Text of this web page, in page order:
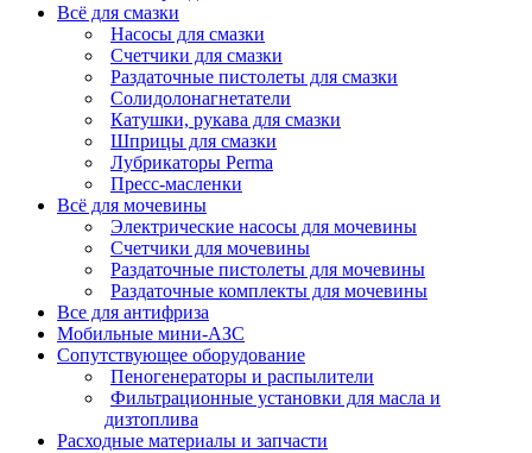
Всё для смазки
Насосы для смазки
Счетчики для смазки
Раздаточные пистолеты для смазки
Солидолонагнетатели
Катушки, рукава для смазки
Шприцы для смазки
Лубрикаторы Perma
Пресс-масленки
Всё для мочевины
Электрические насосы для мочевины
Счетчики для мочевины
Раздаточные пистолеты для мочевины
Раздаточные комплекты для мочевины
Все для антифриза
Мобильные мини-АЗС
Сопутствующее оборудование
Пеногенераторы и распылители
Фильтрационные установки для масла и
дизтоплива
Расходные материалы и запчасти